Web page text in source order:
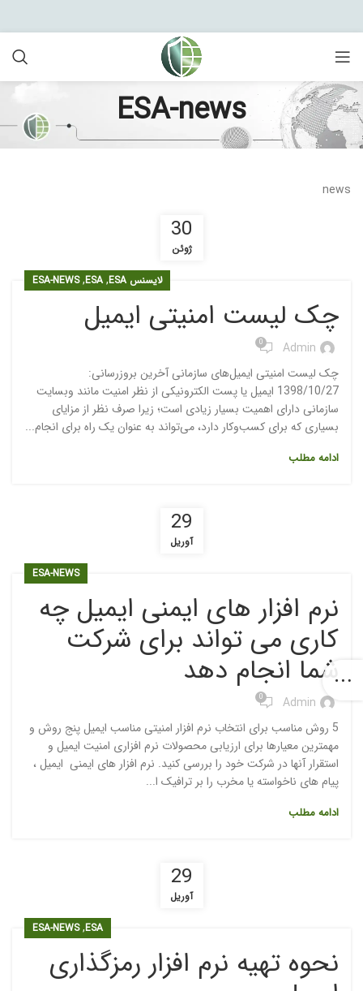
ESA-news
news
30
ژوئن
لایسنس ESA ,
ESA
,
ESA-NEWS
چک لیست امنیتی ایمیل
Admin
0
چک لیست امنیتی ایمیل‌های سازمانی آخرین بروزرسانی:
1398/10/27 ایمیل یا پست الکترونیکی از نظر امنیت مانند وبسایت
سازمانی دارای اهمیت بسیار زیادی است؛ زیرا صرف نظر از مزایای
بسیاری که برای کسب‌وکار دارد، می‌تواند به عنوان یک راه برای انجام...
ادامه مطلب
29
آوریل
ESA-NEWS
نرم افزار های ایمنی ایمیل چه
کاری می تواند برای شرکت
شما انجام دهد
Admin
0
5 روش مناسب برای انتخاب نرم افزار امنیتی مناسب ایمیل پنج روش و
مهمترین معیارها برای ارزیابی محصولات نرم افزاری امنیت ایمیل و
استقرار آنها در شرکت خود را بررسی کنید. نرم افزار های ایمنی ایمیل ،
پیام های ناخواسته یا مخرب را بر ترافیک ا...
ادامه مطلب
29
آوریل
ESA
,
ESA-NEWS
نحوه تهیه نرم افزار رمزگذاری